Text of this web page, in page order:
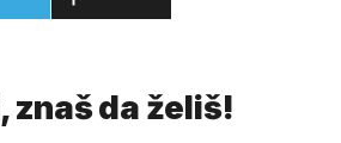
znaš da želiš!